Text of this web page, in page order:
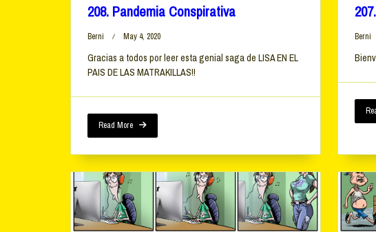
208. Pandemia Conspirativa
Berni May 4, 2020
Gracias a todos por leer esta genial saga de LISA EN EL
PAIS DE LAS MATRAKILLAS!!
Read More
Berni